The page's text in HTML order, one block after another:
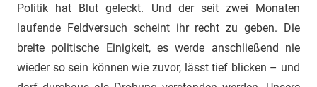
Politik hat Blut geleckt. Und der seit zwei Monaten
laufende Feldversuch scheint ihr recht zu geben. Die
breite politische Einigkeit, es werde anschließend nie
wieder so sein können wie zuvor, lässt tief blicken – und